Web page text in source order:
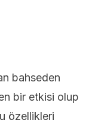
bahseden
bir etkisi olup
özellikleri